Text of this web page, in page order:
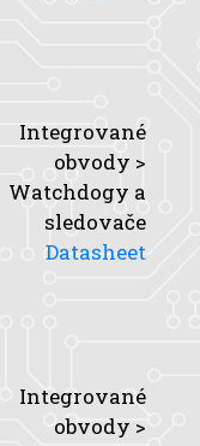
Integrované
obvody >
Watchdogy a
sledovače
Datasheet
Integrované
obvody >